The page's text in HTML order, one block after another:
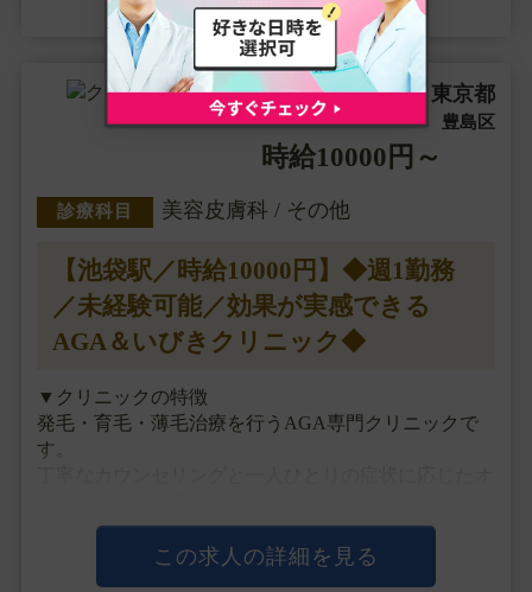
▼研修体制
マニュアルによる研修制度があります。
非常勤 東京都
豊島区
時給10000円～
診療科目 美容皮膚科 / その他
【池袋駅／時給10000円】◆週1勤務
／未経験可能／効果が実感できる
AGA＆いびきクリニック◆
▼クリニックの特徴
発毛・育毛・薄毛治療を行うAGA専門クリニックで
す。
LHDV頭皮注入、血圧測定、採血、皮下注射
この求人の詳細を見る